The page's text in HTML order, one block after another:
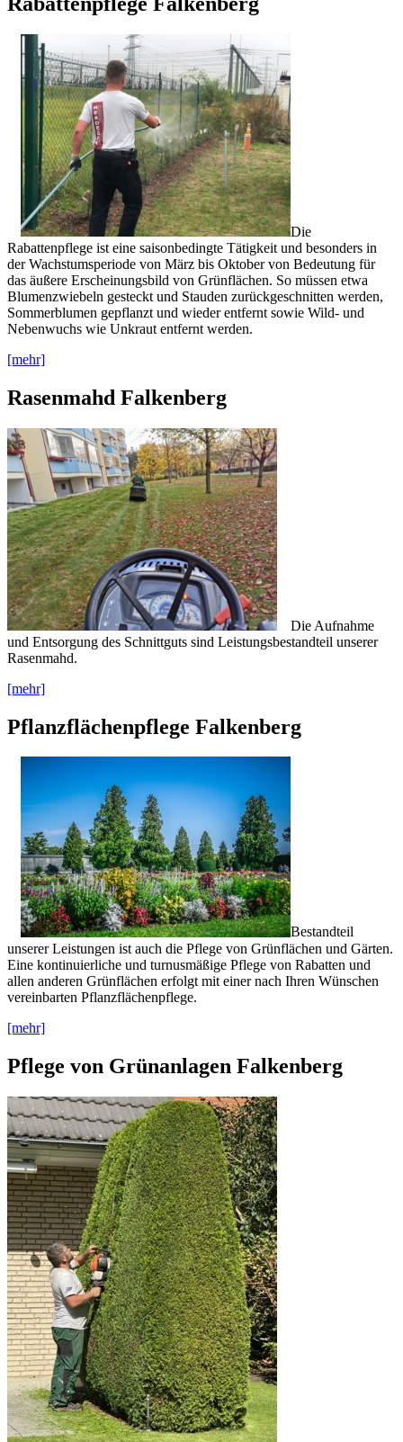
Die
Rabattenpflege ist eine saisonbedingte Tätigkeit und besonders in
der Wachstumsperiode von März bis Oktober von Bedeutung für
das äußere Erscheinungsbild von Grünflächen. So müssen etwa
Blumenzwiebeln gesteckt und Stauden zurückgeschnitten werden,
Sommerblumen gepflanzt und wieder entfernt sowie Wild- und
Nebenwuchs wie Unkraut entfernt werden.
[mehr]
Rasenmahd Falkenberg
Die Aufnahme
und Entsorgung des Schnittguts sind Leistungsbestandteil unserer
Rasenmahd.
[mehr]
Pflanzflächenpflege Falkenberg
Bestandteil
unserer Leistungen ist auch die Pflege von Grünflächen und Gärten.
Eine kontinuierliche und turnusmäßige Pflege von Rabatten und
allen anderen Grünflächen erfolgt mit einer nach Ihren Wünschen
vereinbarten Pflanzflächenpflege.
[mehr]
Pflege von Grünanlagen Falkenberg